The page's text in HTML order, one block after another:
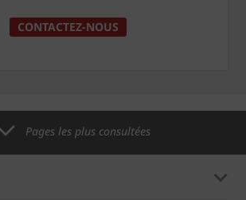
CONTACTEZ-NOUS
Pages les plus consultées